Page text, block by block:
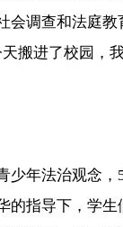
会调查和法庭
进了校园，我
法治观念，5
的指导下，学